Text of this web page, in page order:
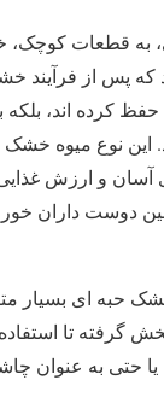
به قطعات
پس از فرآیند
کرده اند، بلکه
این نوع میوه
و ارزش غذایی
دوست‌ داران
حبه ‌ای بسیار
گرفته تا
یا حتی به‌ عنوان